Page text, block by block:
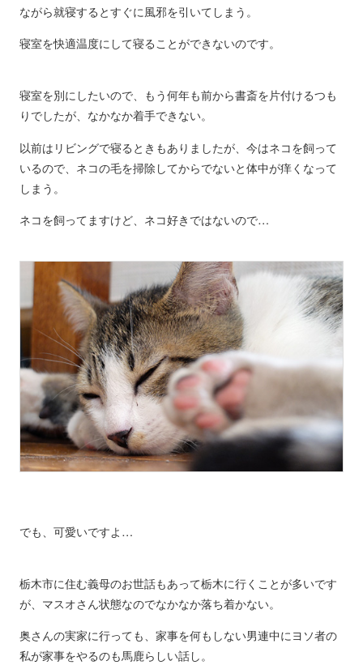
ながら就寝するとすぐに風邪を引いてしまう。
寝室を快適温度にして寝ることができないのです。
寝室を別にしたいので、もう何年も前から書斎を片付けるつも
りでしたが、なかなか着手できない。
以前はリビングで寝るときもありましたが、今はネコを飼って
いるので、ネコの毛を掃除してからでないと体中が痒くなって
しまう。
ネコを飼ってますけど、ネコ好きではないので…
でも、可愛いですよ…
栃木市に住む義母のお世話もあって栃木に行くことが多いです
が、マスオさん状態なのでなかなか落ち着かない。
奥さんの実家に行っても、家事を何もしない男連中にヨソ者の
私が家事をやるのも馬鹿らしい話し。